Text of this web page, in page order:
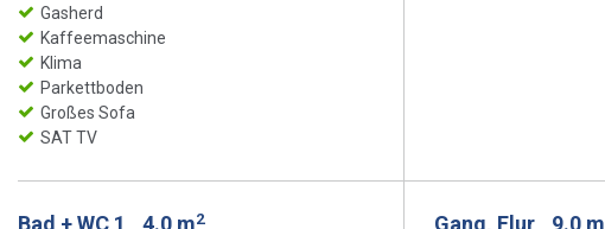
Gasherd
Kaffeemaschine
Klima
Parkettboden
Großes Sofa
SAT TV
2